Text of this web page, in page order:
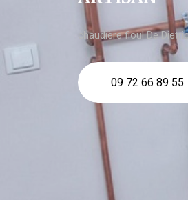
chaudière fioul De
09 72 66 89 55